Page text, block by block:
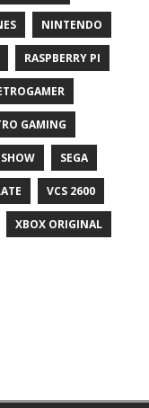
NINTENDO
RASPBERRY PI
GAMING
SEGA
VCS 2600
XBOX ORIGINAL